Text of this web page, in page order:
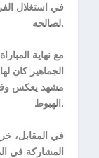
في استغلال
لصالحه.
مع نهاية
الجماهير كان
مشهد يعكس وفاءً
الهبوط.
في المقابل،
المشاركة في